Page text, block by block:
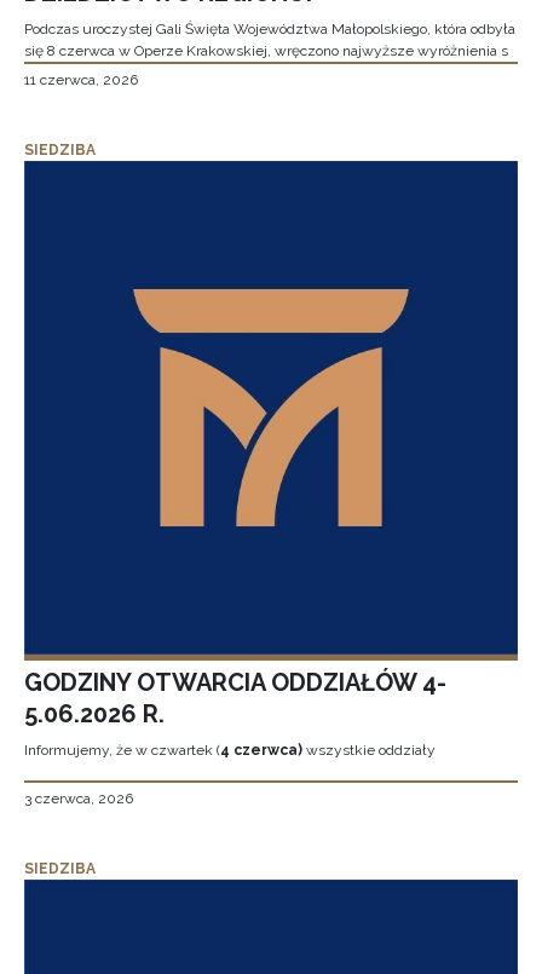
Podczas uroczystej Gali Święta Województwa Małopolskiego, która odbyła
się 8 czerwca w Operze Krakowskiej, wręczono najwyższe wyróżnienia s
11 czerwca, 2026
SIEDZIBA
GODZINY OTWARCIA ODDZIAŁÓW 4-
5.06.2026 R.
Informujemy, że w czwartek (4 czerwca) wszystkie oddziały
3 czerwca, 2026
SIEDZIBA